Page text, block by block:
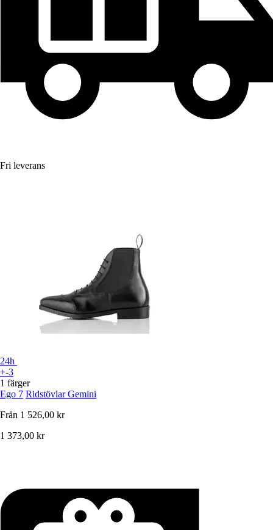
Fri leverans
24h
+-3
1 färger
Ego 7 Ridstövlar Gemini
Från 1 526,00 kr
1 373,00 kr